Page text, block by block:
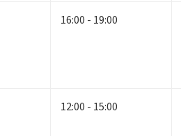
16:00 - 19:00
12:00 - 15:00